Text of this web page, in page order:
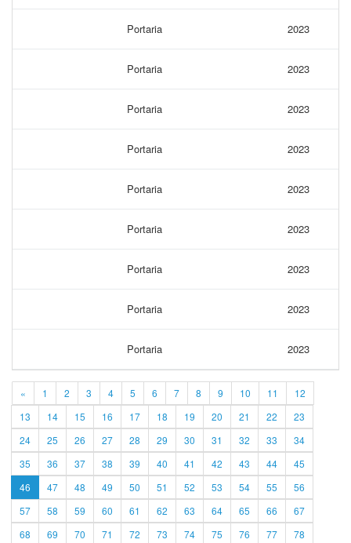
Portaria 2023
Portaria 2023
Portaria 2023
Portaria 2023
Portaria 2023
Portaria 2023
Portaria 2023
Portaria 2023
Portaria 2023
« 1 2 3 4 5 6 7 8 9 10 11
12
13
14 15 16 17 18 19 20 21 22
23
24
25 26 27 28 29 30 31 32 33
34
35
36 37 38 39 40 41 42 43 44
45
46
47 48 49 50 51 52 53 54 55
56
57
58 59 60 61 62 63 64 65 66
67
68
69 70 71 72 73 74 75 76 77 78